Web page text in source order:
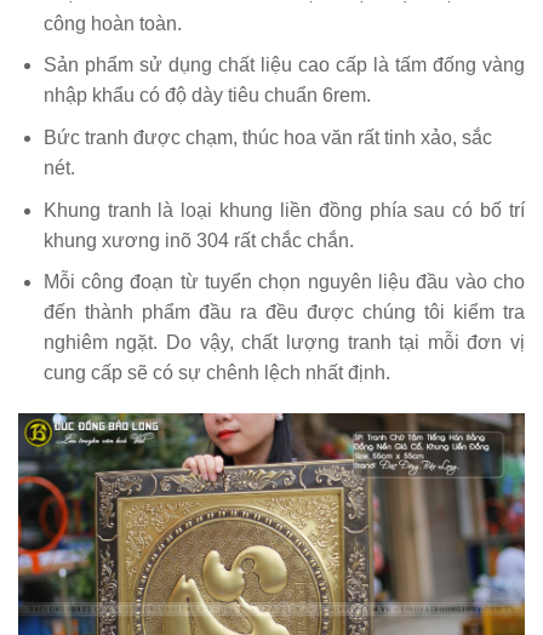
công hoàn toàn.
Sản phẩm sử dụng chất liệu cao cấp là tấm đống vàng
nhập khẩu có độ dày tiêu chuẩn 6rem.
Bức tranh được chạm, thúc hoa văn rất tinh xảo, sắc
nét.
Khung tranh là loại khung liền đồng phía sau có bố trí
khung xương inõ 304 rất chắc chắn.
Mỗi công đoạn từ tuyển chọn nguyên liệu đầu vào cho
đến thành phẩm đầu ra đều được chúng tôi kiểm tra
nghiêm ngặt. Do vậy, chất lượng tranh tại mỗi đơn vị
cung cấp sẽ có sự chênh lệch nhất định.